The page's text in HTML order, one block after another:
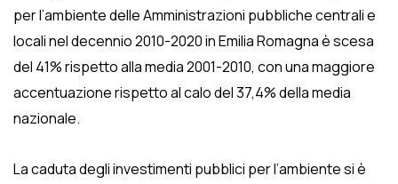
per l’ambiente delle Amministrazioni pubbliche centrali e
locali nel decennio 2010-2020 in Emilia Romagna è scesa
del 41% rispetto alla media 2001-2010, con una maggiore
accentuazione rispetto al calo del 37,4% della media
nazionale.
La caduta degli investimenti pubblici per l’ambiente si è